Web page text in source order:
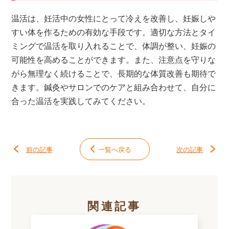
温活は、妊活中の女性にとって冷えを改善し、妊娠しや
すい体を作るための有効な手段です。適切な方法とタイ
ミングで温活を取り入れることで、体調が整い、妊娠の
可能性を高めることができます。また、注意点を守りな
がら無理なく続けることで、長期的な体質改善も期待で
きます。鍼灸やサロンでのケアと組み合わせて、自分に
合った温活を実践してみてください。
前の記事 一覧へ戻る 次の記事
関連記事